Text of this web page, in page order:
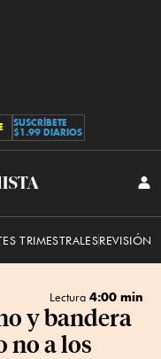
SUSCRÍBETE
$1.99 DIARIOS
TRIMESTRALESREVISIÓN
Lectura 4:00 min
y bandera
no a los